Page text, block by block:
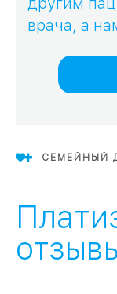
врача, а
СЕМЕЙНЫЙ